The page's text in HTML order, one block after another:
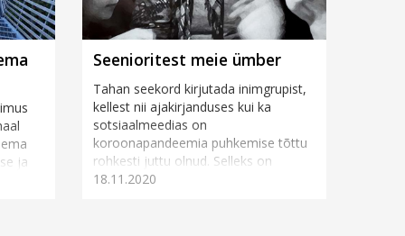
ja
Seenioritest meie ümber
Tahan seekord kirjutada inimgrupist,
kellest nii ajakirjanduses kui ka
sotsiaalmeedias on
koroonapandeemia puhkemise tõttu
rohkesti juttu olnud. Selleks on
seeniorid, eakad inimesed,
18.11.2020